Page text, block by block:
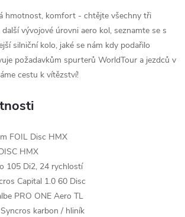
hmotnost, komfort - chtějte všechny tři
vývojové úrovni aero kol, seznamte se s
silniční kolo, jaké se nám kdy podařilo
požadavkům spurterů WorldTour a jezdců v
cestu k vítězství!
FOIL Disc HMX
HMX
105 Di2, 24 rychlostí
Capital 1.0 60 Disc
PRO ONE Aero TL
karbon / hliník